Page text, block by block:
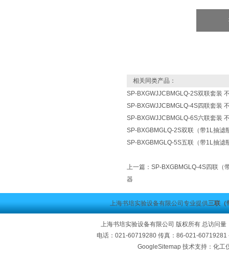
相关同类产品：
SP-BXGWJJCBMGLQ-2S双联套装
SP-BXGWJJCBMGLQ-4S四联套装
SP-BXGWJJCBMGLQ-6S六联套装
SP-BXGBMGLQ-2S双联（带1L抽滤
SP-BXGBMGLQ-5S五联（带1L抽滤
上一篇： SP-BXGBMGLQ-4S四联（
器
上海书培实验设备有限公司专业提供三联（
上海书培实验设备有限公司 版权所有 总访问量
电话：021-60719280 传真：86-021-
GoogleSitemap技术支持：化工